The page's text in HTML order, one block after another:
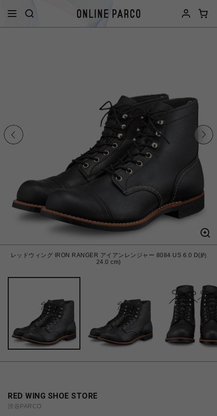
レッドウィング IRON RANGER アイアンレンジャー 8084 US 6.0 D(約
24.0 cm)
RED WING SHOE STORE
渋谷PARCO